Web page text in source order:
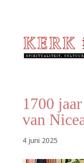
1700
van
4 juni 2025